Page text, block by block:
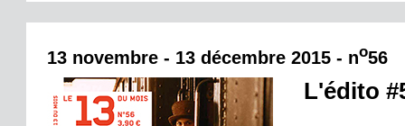
13 novembre - 13 décembre 2015 - no56
L'édito